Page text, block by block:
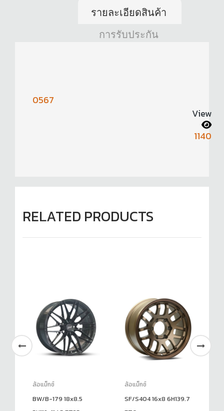
รายละเอียดสินค้า
การรับประกัน
0567
View
1140
RELATED PRODUCTS
ล้อแม็กซ์
BW/B-179 18x8.5
ล้อแม็กซ์
SF/S404 16x8 6H139.7